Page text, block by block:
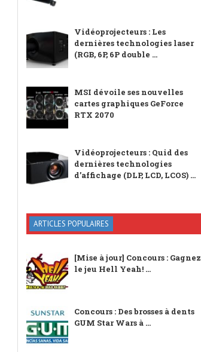
Vidéoprojecteurs : Les
dernières technologies laser
(RGB, 6P, 6P double ...
MSI dévoile ses nouvelles
cartes graphiques GeForce
RTX 2070
Vidéoprojecteurs : Quid des
dernières technologies
d’affichage (DLP, LCD, LCOS) ...
ARTICLES POPULAIRES
[Mise à jour] Concours : Gagnez
le jeu Hell Yeah! ...
Concours : Des brosses à dents
GUM Star Wars à ...